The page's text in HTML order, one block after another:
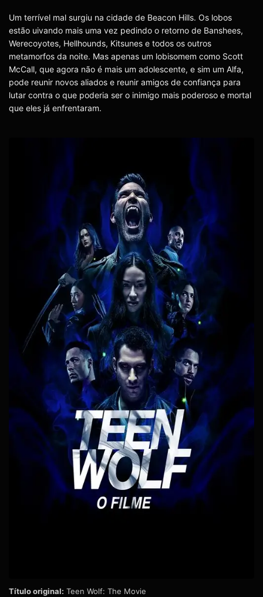
Um terrível mal surgiu na cidade de Beacon Hills. Os lobos
estão uivando mais uma vez pedindo o retorno de Banshees,
Werecoyotes, Hellhounds, Kitsunes e todos os outros
metamorfos da noite. Mas apenas um lobisomem como Scott
McCall, que agora não é mais um adolescente, e sim um Alfa,
pode reunir novos aliados e reunir amigos de confiança para
lutar contra o que poderia ser o inimigo mais poderoso e mortal
que eles já enfrentaram.
Título original: Teen Wolf: The Movie